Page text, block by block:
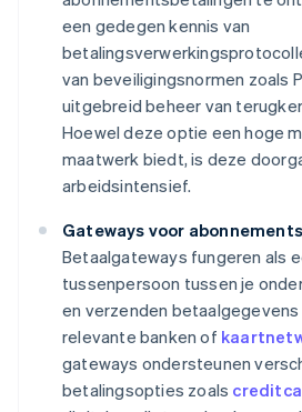
een gedegen kennis van
van beveiligingsnormen zoals
uitgebreid beheer van
Hoewel deze optie een hoge
maatwerk biedt, is deze
arbeidsintensief.
Gateways voor
Betaalgateways fungeren als
tussenpersoon tussen je
en verzenden betaalgegevens
relevante banken of
gateways ondersteunen
betalingsopties zoals